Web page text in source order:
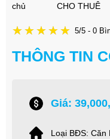
chủ
CHO THUÊ
5/5 - 0
THÔNG TIN
Giá:
Loại BĐS: Căn